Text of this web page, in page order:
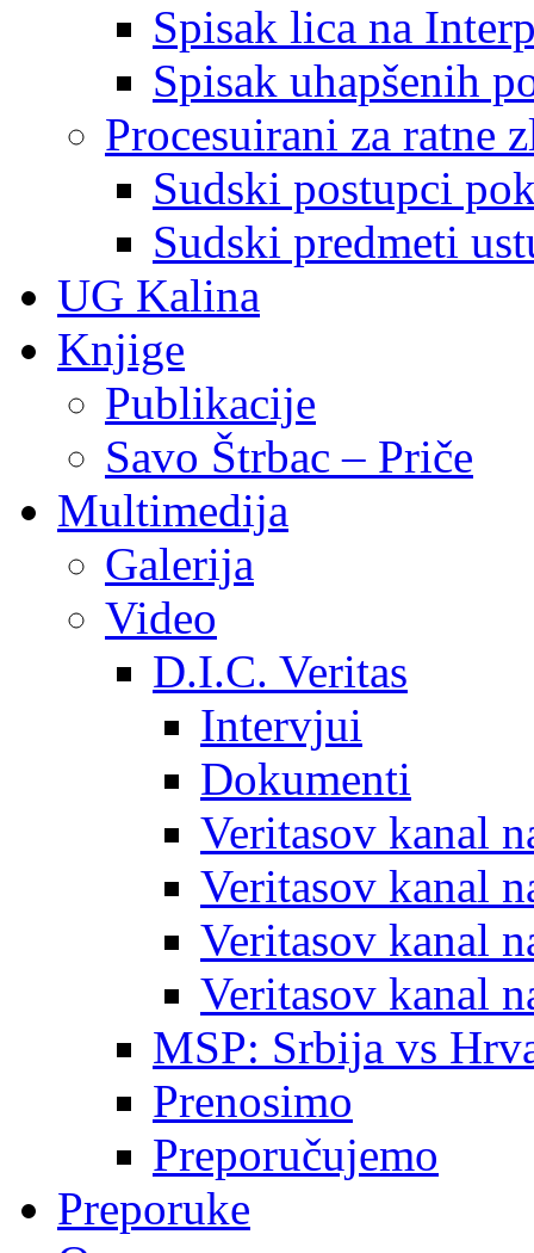
Spisak lica na
Spisak uhapšenih
Procesuirani za ratne
Sudski postupci
Sudski predmeti
UG Kalina
Knjige
Publikacije
Savo Štrbac – Priče
Multimedija
Galerija
Video
D.I.C. Veritas
Intervjui
Dokumenti
Veritasov kanal
Veritasov kanal
Veritasov kanal
Veritasov kanal
MSP: Srbija vs
Prenosimo
Preporučujemo
Preporuke